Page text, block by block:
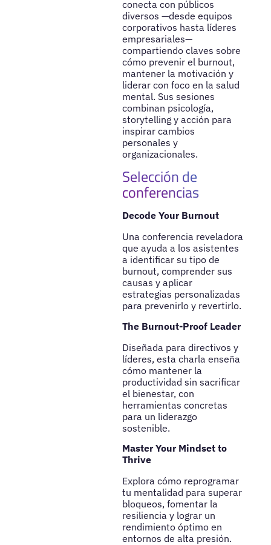
conecta con públicos
diversos —desde equipos
corporativos hasta líderes
empresariales—
compartiendo claves sobre
cómo prevenir el burnout,
mantener la motivación y
liderar con foco en la salud
mental. Sus sesiones
combinan psicología,
storytelling y acción para
inspirar cambios
personales y
organizacionales.
Selección de
conferencias
Decode Your Burnout
Una conferencia reveladora
que ayuda a los asistentes
a identificar su tipo de
burnout, comprender sus
causas y aplicar
estrategias personalizadas
para prevenirlo y revertirlo.
The Burnout-Proof Leader
Diseñada para directivos y
líderes, esta charla enseña
cómo mantener la
productividad sin sacrificar
el bienestar, con
herramientas concretas
para un liderazgo
sostenible.
Master Your Mindset to
Thrive
Explora cómo reprogramar
tu mentalidad para superar
bloqueos, fomentar la
resiliencia y lograr un
rendimiento óptimo en
entornos de alta presión.